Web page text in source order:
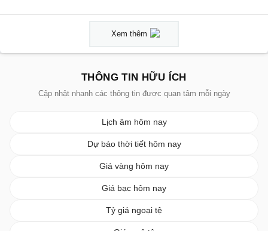
Xem thêm
THÔNG TIN HỮU ÍCH
Cập nhật nhanh các thông tin được quan tâm mỗi ngày
Lịch âm hôm nay
Dự báo thời tiết hôm nay
Giá vàng hôm nay
Giá bạc hôm nay
Tỷ giá ngoại tệ